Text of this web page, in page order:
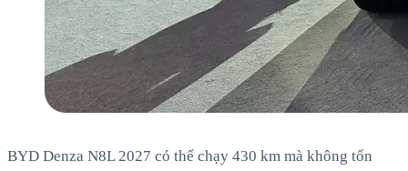
BYD Denza N8L 2027 có thể chạy 430 km mà không tốn